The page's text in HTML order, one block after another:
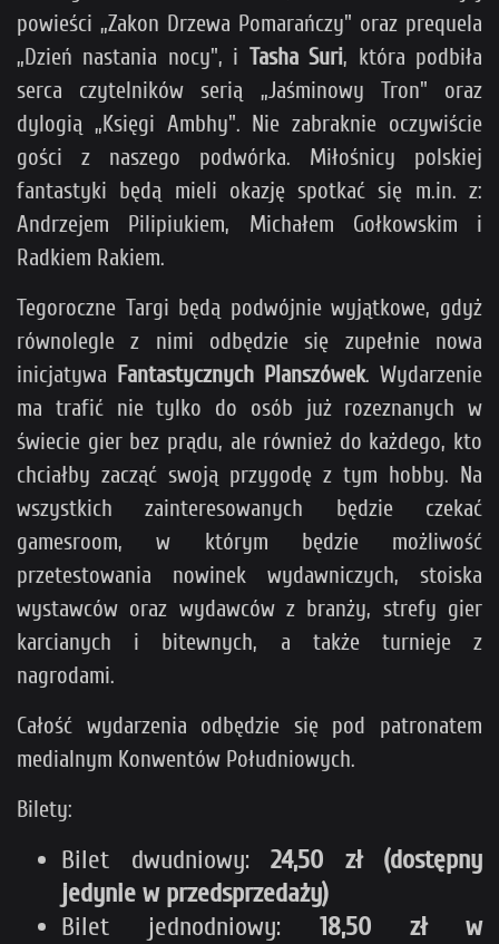
powieści „Zakon Drzewa Pomarańczy" oraz prequela
„Dzień nastania nocy", i Tasha Suri, która podbiła
serca czytelników serią „Jaśminowy Tron" oraz
dylogią „Księgi Ambhy". Nie zabraknie oczywiście
gości z naszego podwórka. Miłośnicy polskiej
fantastyki będą mieli okazję spotkać się m.in. z:
Andrzejem Pilipiukiem, Michałem Gołkowskim i
Radkiem Rakiem.
Tegoroczne Targi będą podwójnie wyjątkowe, gdyż
równolegle z nimi odbędzie się zupełnie nowa
inicjatywa Fantastycznych Planszówek. Wydarzenie
ma trafić nie tylko do osób już rozeznanych w
świecie gier bez prądu, ale również do każdego, kto
chciałby zacząć swoją przygodę z tym hobby. Na
wszystkich zainteresowanych będzie czekać
gamesroom, w którym będzie możliwość
przetestowania nowinek wydawniczych, stoiska
wystawców oraz wydawców z branży, strefy gier
karcianych i bitewnych, a także turnieje z
nagrodami.
Całość wydarzenia odbędzie się pod patronatem
medialnym Konwentów Południowych.
Bilety:
Bilet dwudniowy: 24,50 zł (dostępny
jedynie w przedsprzedaży)
Bilet jednodniowy: 18,50 zł w